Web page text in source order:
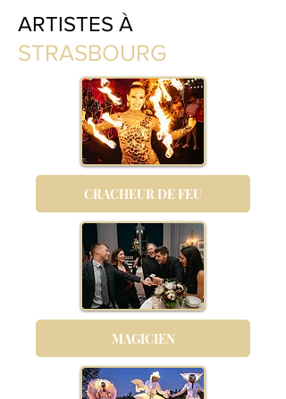
ARTISTES À
STRASBOURG
CRACHEUR DE FEU
MAGICIEN